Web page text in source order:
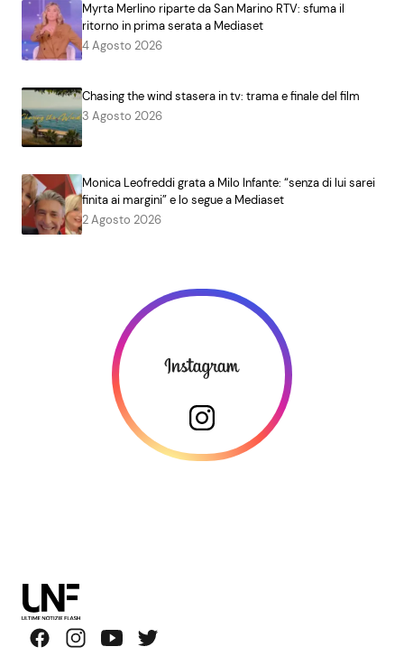
Myrta Merlino riparte da San Marino RTV: sfuma il
ritorno in prima serata a Mediaset
4 Agosto 2026
Chasing the wind stasera in tv: trama e finale del film
3 Agosto 2026
Monica Leofreddi grata a Milo Infante: “senza di lui sarei
finita ai margini” e lo segue a Mediaset
2 Agosto 2026